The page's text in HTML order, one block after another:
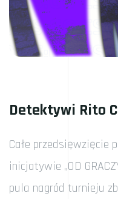
Detektywi Rito
Całe przedsięwzięcie
inicjatywie „OD
pula nagród turnieju